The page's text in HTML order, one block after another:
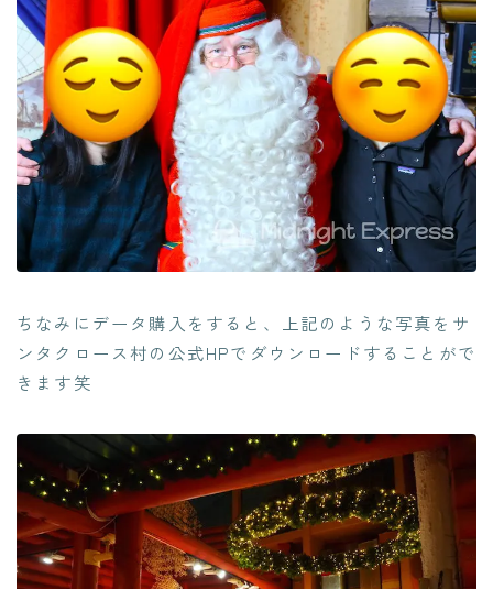
ちなみにデータ購入をすると、上記のような写真をサ
ンタクロース村の公式HPでダウンロードすることがで
きます笑